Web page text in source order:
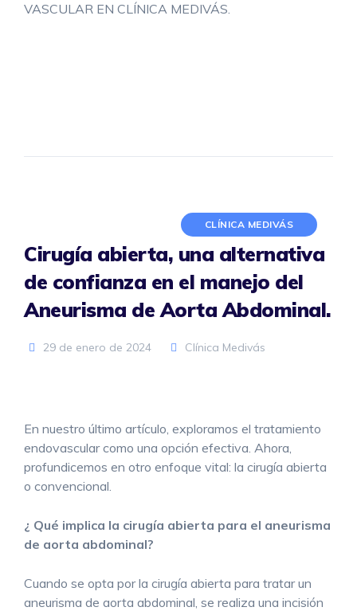
VASCULAR EN CLÍNICA MEDIVÁS.
CLÍNICA MEDIVÁS
Cirugía abierta, una alternativa
de confianza en el manejo del
Aneurisma de Aorta Abdominal.
29 de enero de 2024 Clínica Medivás
En nuestro último artículo, exploramos el tratamiento
endovascular como una opción efectiva. Ahora,
profundicemos en otro enfoque vital: la cirugía abierta
o convencional.
¿ Qué implica la cirugía abierta para el aneurisma
de aorta abdominal?
Cuando se opta por la cirugía abierta para tratar un
aneurisma de aorta abdominal, se realiza una incisión